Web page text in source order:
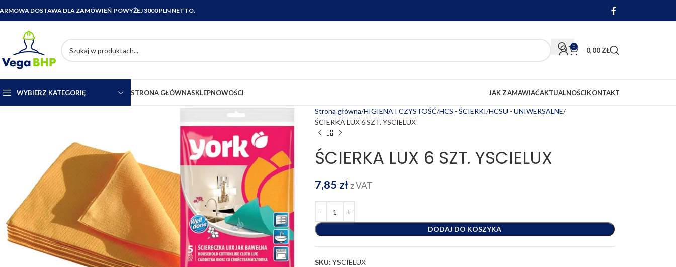
DOSTAWA DLA ZAMÓWIEŃ POWYŻEJ 3000 PLN NETTO.
0 0,00 ZŁ
WYBIERZ KATEGORIĘ STRONA GŁÓWNASKLEPNOWOŚCI JAK ZAMAWIAĆAKTUALNOŚCIKONTAKT
Strona główna HIGIENA I CZYSTOŚĆ HCS - ŚCIERKI HCSU - UNIWERSALNE
ŚCIERKA LUX 6 SZT. YSCIELUX
ŚCIERKA LUX 6 SZT. YSCIELUX
7,85 zł z VAT
DODAJ DO KOSZYKA
SKU: YSCIELUX